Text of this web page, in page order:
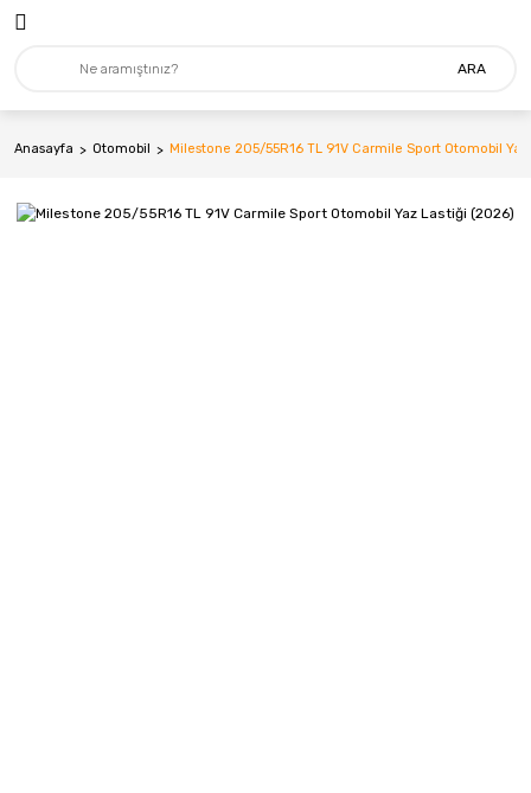
ARA
Anasayfa Otomobil Milestone 205/55R16 TL 91V Carmile Sport Otomobil